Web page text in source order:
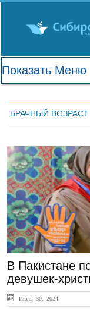
БРАЧНЫЙ ВОЗРАСТ
ЛЕНТА
В Пакистане
девушек-
Июль 30, 2024